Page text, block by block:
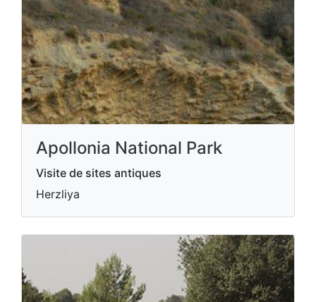
Apollonia National Park
Visite de sites antiques
Herzliya